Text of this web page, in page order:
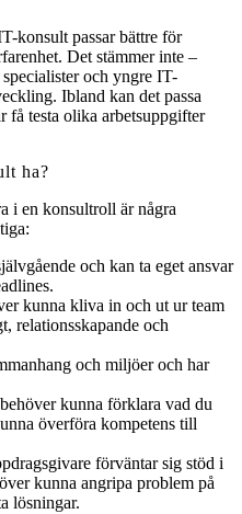
konsult passar bättre för
Det stämmer inte –
och yngre IT-
Ibland kan det passa
få testa olika arbetsuppgifter
ha?
i en konsultroll är några
och kan ta eget ansvar
kunna kliva in och ut ur team
relationsskapande och
och miljöer och har
kunna förklara vad du
överföra kompetens till
förväntar sig stöd i
kunna angripa problem på
lösningar.